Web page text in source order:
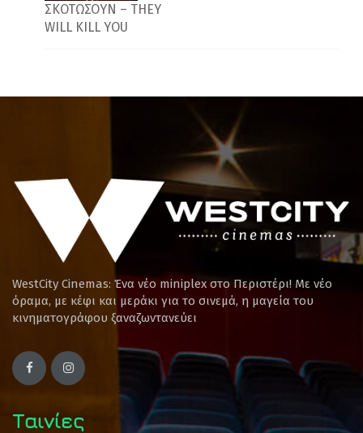
ΣΚΟΤΩΣΟΥΝ – THEY
WILL KILL YOU
WestCity Cinemas: Ένα νέο miniplex στο Περιστέρι! Mε νέο
όραμα, με κέφι και μεράκι για το σινεμά, η μαγεία του
κινηματογράφου ξαναζωντανεύει
Ταινίες